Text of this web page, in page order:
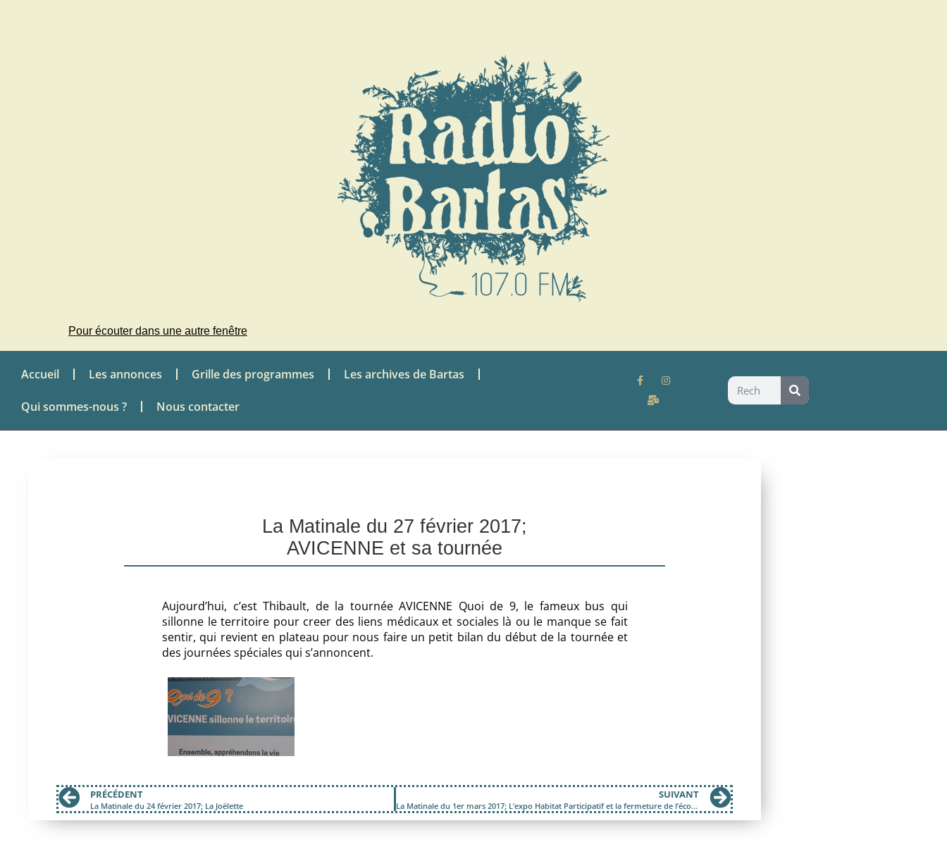
Pour écouter dans une autre fenêtre
Accueil Les annonces Grille des programmes Les archives de Bartas
Qui sommes-nous ? Nous contacter
La Matinale du 27 février 2017;
AVICENNE et sa tournée
Aujourd’hui, c’est Thibault, de la tournée AVICENNE Quoi de 9, le fameux bus qui
sillonne le territoire pour creer des liens médicaux et sociales là ou le manque se fait
sentir, qui revient en plateau pour nous faire un petit bilan du début de la tournée et
des journées spéciales qui s’annoncent.
PRÉCÉDENT
La Matinale du 24 février 2017; La Joëlette
SUIVANT
La Matinale du 1er mars 2017; L’expo Habitat Participatif et la fermeture de l’école de Gabriac